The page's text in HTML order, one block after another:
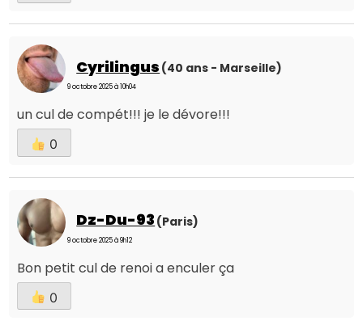
Cyrilingus (40 ans - Marseille)
9 octobre 2025 à 10h04
un cul de compét!!! je le dévore!!!
0
Dz-Du-93 (Paris)
9 octobre 2025 à 9h12
Bon petit cul de renoi a enculer ça
0